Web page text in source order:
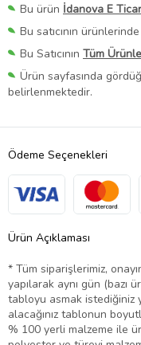
Bu ürün İdanova E
Bu satıcının
Bu Satıcının Tüm
Ürün sayfasında
belirlenmektedir.
Ödeme Seçenekleri
Ürün Açıklaması
* Tüm siparişlerimiz,
yapılarak aynı gün (bazı
tabloyu asmak istediğiniz
alacağınız tablonun
% 100 yerli malzeme ile